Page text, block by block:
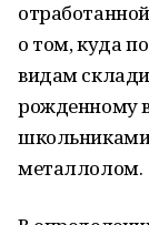
о том, куда
видам
рожденному
металлолом.